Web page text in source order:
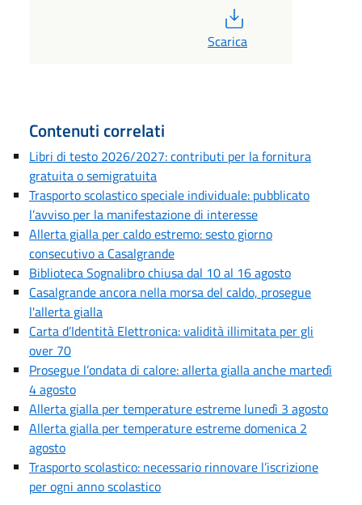
Scarica
Contenuti correlati
Libri di testo 2026/2027: contributi per la fornitura
gratuita o semigratuita
Trasporto scolastico speciale individuale: pubblicato
l’avviso per la manifestazione di interesse
Allerta gialla per caldo estremo: sesto giorno
consecutivo a Casalgrande
Biblioteca Sognalibro chiusa dal 10 al 16 agosto
Casalgrande ancora nella morsa del caldo, prosegue
l'allerta gialla
Carta d’Identità Elettronica: validità illimitata per gli
over 70
Prosegue l’ondata di calore: allerta gialla anche martedì
4 agosto
Allerta gialla per temperature estreme lunedì 3 agosto
Allerta gialla per temperature estreme domenica 2
agosto
Trasporto scolastico: necessario rinnovare l’iscrizione
per ogni anno scolastico